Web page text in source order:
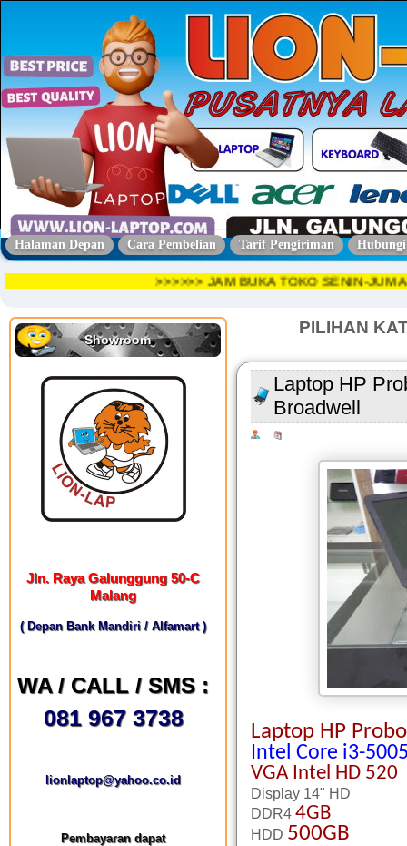
Halaman Depan Cara Pembelian Tarif Pengiriman
>>>>>> JAM BUKA TOKO SENIN-
Showroom
Jln. Raya Galunggung 50-C
Malang
( Depan Bank Mandiri / Alfamart )
WA / CALL / SMS :
081 967 3738
lionlaptop@yahoo.co.id
Pembayaran dapat
PILIHAN
Laptop HP
Broadwell
Laptop HP
Intel Core i3-
VGA Intel HD 520
Display 14" HD
DDR4 4GB
HDD 500GB